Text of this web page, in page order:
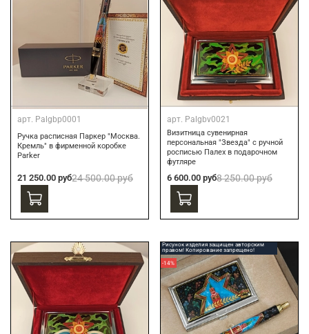
арт. Palgbp0001
Ручка расписная Паркер "Москва.
Кремль" в фирменной коробке
Parker
21 250.00 руб24 500.00 руб
арт. Palgbv0021
Визитница сувенирная
персональная "Звезда" с ручной
росписью Палех в подарочном
футляре
6 600.00 руб8 250.00 руб
Рисунок изделия защищен авторским
правом! Копирование запрещено!
-14%